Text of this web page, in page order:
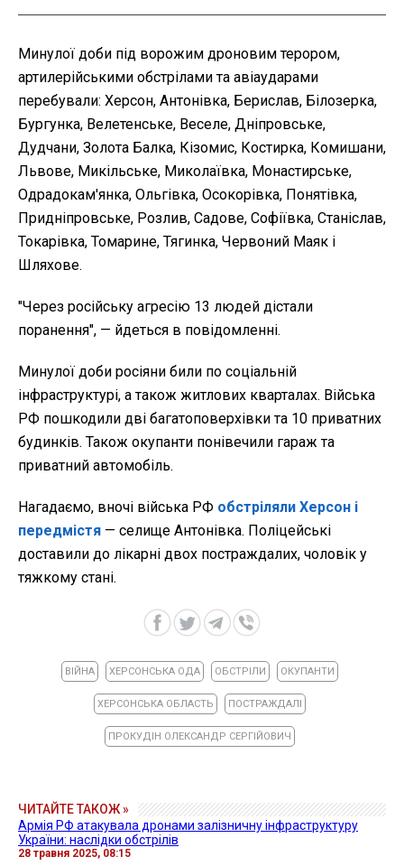
Минулої доби під ворожим дроновим терором,
артилерійськими обстрілами та авіаударами
перебували: Херсон, Антонівка, Берислав, Білозерка,
Бургунка, Велетенське, Веселе, Дніпровське,
Дудчани, Золота Балка, Кізомис, Костирка, Комишани,
Львове, Микільське, Миколаївка, Монастирське,
Одрадокам'янка, Ольгівка, Осокорівка, Понятівка,
Придніпровське, Розлив, Садове, Софіївка, Станіслав,
Токарівка, Томарине, Тягинка, Червоний Маяк і
Шляхове.
"Через російську агресію 13 людей дістали
поранення", — йдеться в повідомленні.
Минулої доби росіяни били по соціальній
інфраструктурі, а також житлових кварталах. Війська
РФ пошкодили дві багатоповерхівки та 10 приватних
будинків. Також окупанти понівечили гараж та
приватний автомобіль.
Нагадаємо, вночі війська РФ обстріляли Херсон і
передмістя — селище Антонівка. Поліцейські
доставили до лікарні двох постраждалих, чоловік у
тяжкому стані.
ВІЙНА ХЕРСОНСЬКА ОДА ОБСТРІЛИ ОКУПАНТИ
ХЕРСОНСЬКА ОБЛАСТЬ ПОСТРАЖДАЛІ
ПРОКУДІН ОЛЕКСАНДР СЕРГІЙОВИЧ
ЧИТАЙТЕ ТАКОЖ »
Армія РФ атакувала дронами залізничну інфраструктуру
України: наслідки обстрілів
28 травня 2025, 08:15